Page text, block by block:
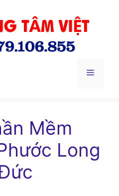
Menu
Mềm
Long